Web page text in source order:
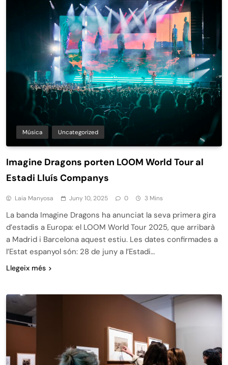
Música Uncategorized
Imagine Dragons porten LOOM World Tour al
Estadi Lluís Companys
Laia Manyosa Juny 10, 2025 0 3 Mins
La banda Imagine Dragons ha anunciat la seva primera gira
d’estadis a Europa: el LOOM World Tour 2025, que arribarà
a Madrid i Barcelona aquest estiu. Les dates confirmades a
l’Estat espanyol són: 28 de juny a l’Estadi…
Llegeix més